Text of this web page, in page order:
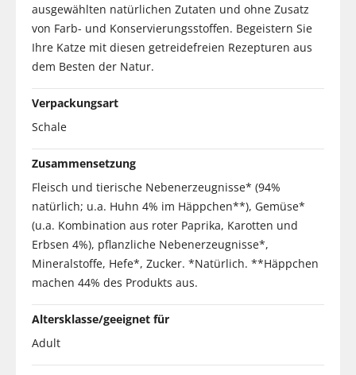
ausgewählten natürlichen Zutaten und ohne Zusatz
von Farb- und Konservierungsstoffen. Begeistern Sie
Ihre Katze mit diesen getreidefreien Rezepturen aus
dem Besten der Natur.
Verpackungsart
Schale
Zusammensetzung
Fleisch und tierische Nebenerzeugnisse* (94%
natürlich; u.a. Huhn 4% im Häppchen**), Gemüse*
(u.a. Kombination aus roter Paprika, Karotten und
Erbsen 4%), pflanzliche Nebenerzeugnisse*,
Mineralstoffe, Hefe*, Zucker. *Natürlich. **Häppchen
machen 44% des Produkts aus.
Altersklasse/geeignet für
Adult